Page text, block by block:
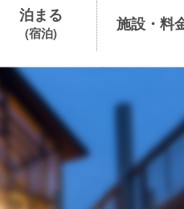
泊まる
(宿泊) 施設・料